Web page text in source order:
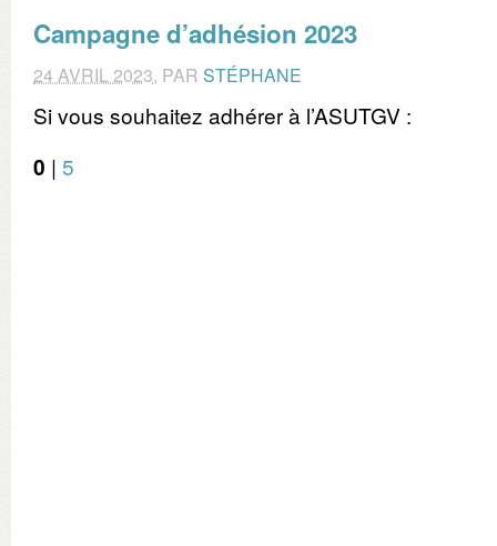
Campagne d’adhésion 2023
24 AVRIL 2023, PAR STÉPHANE
Si vous souhaitez adhérer à l’ASUTGV :
0 | 5